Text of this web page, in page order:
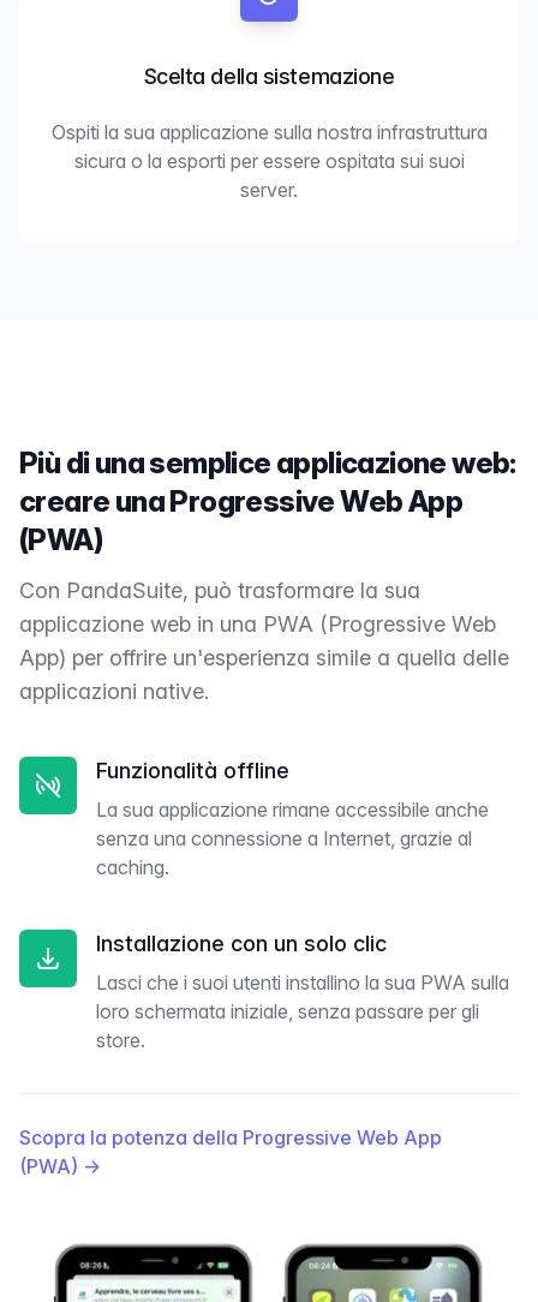
Scelta della sistemazione
Ospiti la sua applicazione sulla nostra infrastruttura
sicura o la esporti per essere ospitata sui suoi
server.
Più di una semplice applicazione web:
creare una Progressive Web App
(PWA)
Con PandaSuite, può trasformare la sua
applicazione web in una PWA (Progressive Web
App) per offrire un'esperienza simile a quella delle
applicazioni native.
Funzionalità offline
La sua applicazione rimane accessibile anche
senza una connessione a Internet, grazie al
caching.
Installazione con un solo clic
Lasci che i suoi utenti installino la sua PWA sulla
loro schermata iniziale, senza passare per gli
store.
Scopra la potenza della Progressive Web App
(PWA) →